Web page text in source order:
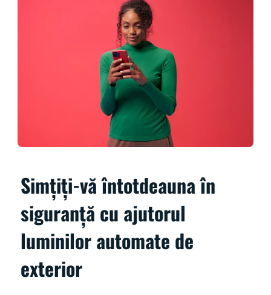
Simțiți-vă întotdeauna în
siguranță cu ajutorul
luminilor automate de
exterior